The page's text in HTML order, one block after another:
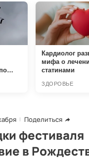
Поделиться
фестиваля
в